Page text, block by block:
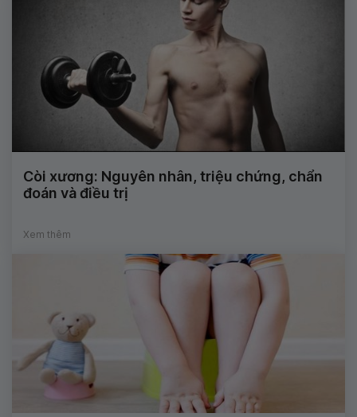
Còi xương: Nguyên nhân, triệu chứng, chẩn
đoán và điều trị
Xem thêm